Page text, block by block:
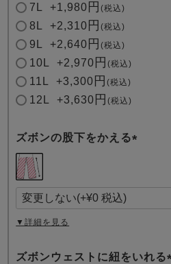
7L +1,980 税込
8L +2,310 税込
9L +2,640 税込
10L +2,970 税込
11L +3,300 税込
12L +3,630 税込
ズボンの股下をかえる
須
)
▼詳細を見る
ズボンウェストに紐をいれる